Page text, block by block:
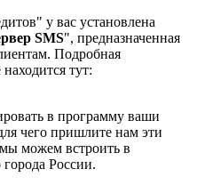
у вас установлена
SMS", предназначенная
Подробная
тут:
в программу ваши
чего пришлите нам эти
можем встроить в
России.